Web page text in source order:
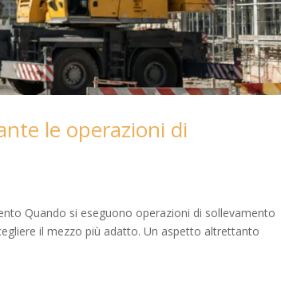
le operazioni di
Quando si eseguono operazioni di sollevamento
il mezzo più adatto. Un aspetto altrettanto